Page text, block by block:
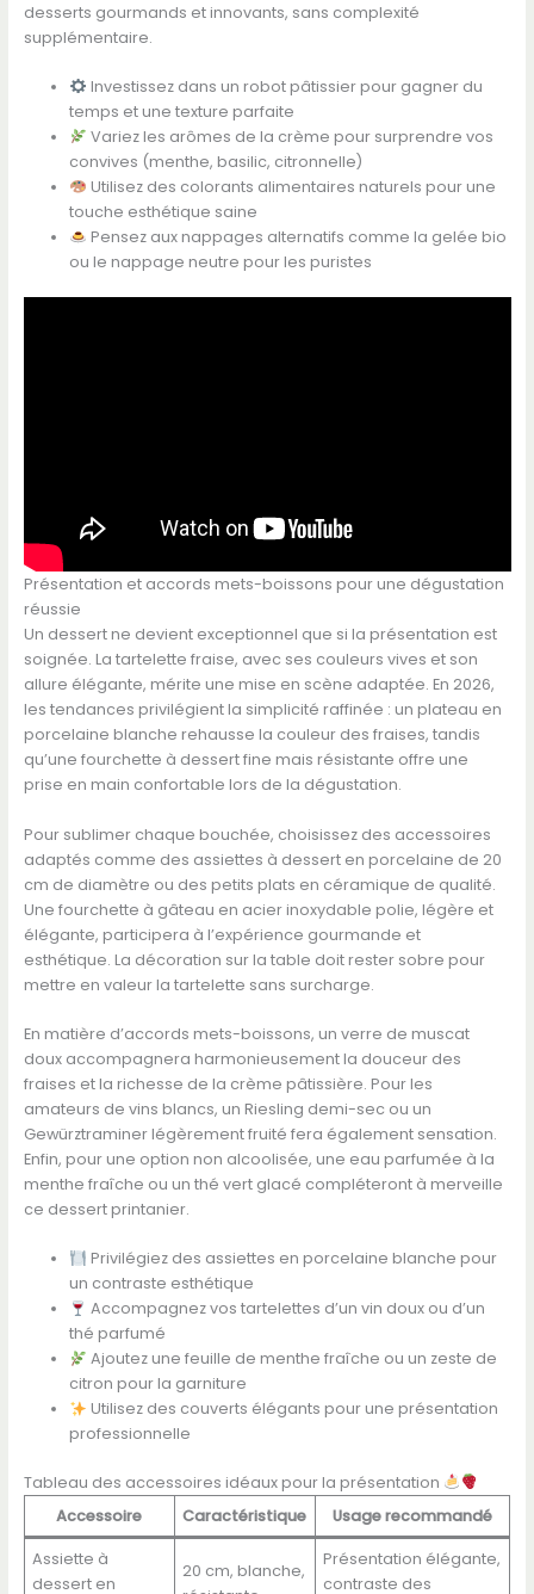
desserts gourmands et innovants, sans complexité
supplémentaire.
Investissez dans un robot pâtissier pour gagner du
temps et une texture parfaite
Variez les arômes de la crème pour surprendre vos
convives (menthe, basilic, citronnelle)
Utilisez des colorants alimentaires naturels pour une
touche esthétique saine
Pensez aux nappages alternatifs comme la gelée bio
ou le nappage neutre pour les puristes
Présentation et accords mets-boissons pour une dégustation
réussie
Un dessert ne devient exceptionnel que si la présentation est
soignée. La tartelette fraise, avec ses couleurs vives et son
allure élégante, mérite une mise en scène adaptée. En 2026,
les tendances privilégient la simplicité raffinée : un plateau en
porcelaine blanche rehausse la couleur des fraises, tandis
qu’une fourchette à dessert fine mais résistante offre une
prise en main confortable lors de la dégustation.
Pour sublimer chaque bouchée, choisissez des accessoires
adaptés comme des assiettes à dessert en porcelaine de 20
cm de diamètre ou des petits plats en céramique de qualité.
Une fourchette à gâteau en acier inoxydable polie, légère et
élégante, participera à l’expérience gourmande et
esthétique. La décoration sur la table doit rester sobre pour
mettre en valeur la tartelette sans surcharge.
En matière d’accords mets-boissons, un verre de muscat
doux accompagnera harmonieusement la douceur des
fraises et la richesse de la crème pâtissière. Pour les
amateurs de vins blancs, un Riesling demi-sec ou un
Gewürztraminer légèrement fruité fera également sensation.
Enfin, pour une option non alcoolisée, une eau parfumée à la
menthe fraîche ou un thé vert glacé compléteront à merveille
ce dessert printanier.
Privilégiez des assiettes en porcelaine blanche pour
un contraste esthétique
Accompagnez vos tartelettes d’un vin doux ou d’un
thé parfumé
Ajoutez une feuille de menthe fraîche ou un zeste de
citron pour la garniture
Utilisez des couverts élégants pour une présentation
professionnelle
Tableau des accessoires idéaux pour la présentation
Accessoire
Caractéristique Usage recommandé
Assiette à
dessert en
20 cm, blanche,
Présentation élégante,
contraste des